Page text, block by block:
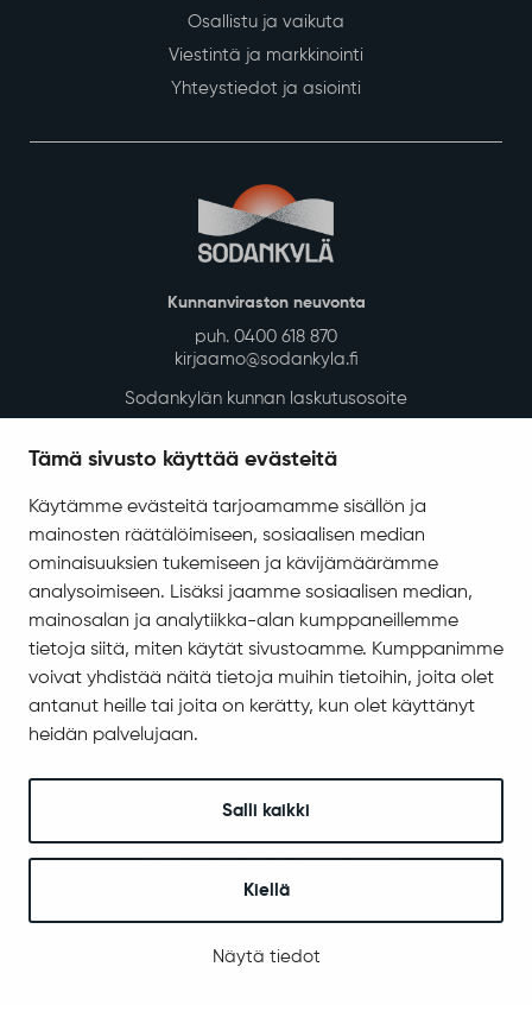
Tämä sivusto käyttää evästeitä
Käytämme evästeitä tarjoamamme sisällön ja
mainosten räätälöimiseen, sosiaalisen median
ominaisuuksien tukemiseen ja kävijämäärämme
analysoimiseen. Lisäksi jaamme sosiaalisen median,
mainosalan ja analytiikka-alan kumppaneillemme
tietoja siitä, miten käytät sivustoamme. Kumppanimme
voivat yhdistää näitä tietoja muihin tietoihin, joita olet
antanut heille tai joita on kerätty, kun olet käyttänyt
heidän palvelujaan.
Salli kaikki
Kiellä
Näytä tiedot
Osallistu ja vaikuta
Viestintä ja markkinointi
Yhteystiedot ja asiointi
Kunnanviraston neuvonta
puh. 0400 618 870
kirjaamo@sodankyla.fi
Sodankylän kunnan laskutusosoite
Asiakirjajulkisuuskuvaus
Evästeiden hallinta
Yhteystiedot
Jäämerentie 1, 99601 Sodankylä
Kaikki yhteystiedot
Henkilökunnan intranet
Seuraa meitä